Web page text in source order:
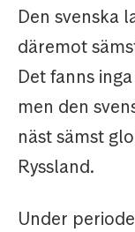
Den svenska
däremot
Det fanns
men den
näst sämst
Ryssland.
Under